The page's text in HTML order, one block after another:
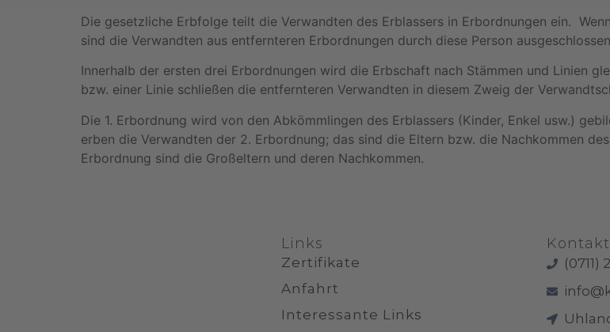
Die gesetzliche Erbfolge teilt die Verwandten des Erblassers in Erbordnungen ein.
sind die Verwandten aus entfernteren Erbordnungen durch diese Person
Innerhalb der ersten drei Erbordnungen wird die Erbschaft nach Stämmen und Linien
bzw. einer Linie schließen die entfernteren Verwandten in diesem Zweig der
Die 1. Erbordnung wird von den Abkömmlingen des Erblassers (Kinder, Enkel usw.)
erben die Verwandten der 2. Erbordnung; das sind die Eltern bzw. die Nachkommen
Erbordnung sind die Großeltern und deren Nachkommen.
Links
Zertifikate
Anfahrt
Interessante Links
Kontakt
(0711)